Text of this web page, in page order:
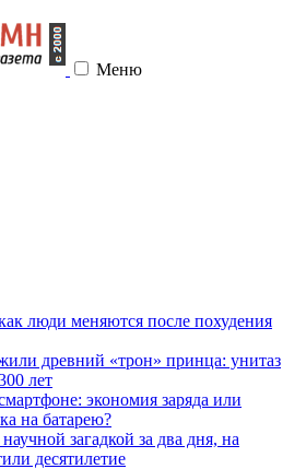
Меню
люди меняются после похудения
древний «трон» принца: унитаз
лет
экономия заряда или
на батарею?
загадкой за два дня, на
десятилетие